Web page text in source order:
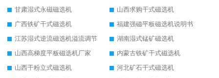
甘肃湿式永磁磁选机
山西求购干式磁选机
广西铁矿干式磁选机
福建强磁平板磁选机说明书
江苏湿式逆流磁选机溢流调节
湖南湿式锰矿磁选机
山西高梯度平板磁选机厂家
内蒙古铁矿干式磁选机
山西干粉立式磁选机
河北矿石干式磁选机